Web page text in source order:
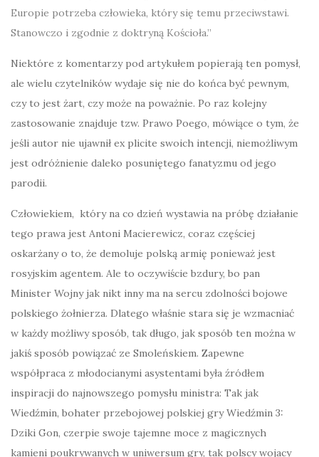
Europie potrzeba człowieka, który się temu przeciwstawi.
Stanowczo i zgodnie z doktryną Kościoła.”
Niektóre z komentarzy pod artykułem popierają ten pomysł,
ale wielu czytelników wydaje się nie do końca być pewnym,
czy to jest żart, czy może na poważnie. Po raz kolejny
zastosowanie znajduje tzw. Prawo Poego, mówiące o tym, że
jeśli autor nie ujawnił ex plicite swoich intencji, niemożliwym
jest odróżnienie daleko posuniętego fanatyzmu od jego
parodii.
Człowiekiem, który na co dzień wystawia na próbę działanie
tego prawa jest Antoni Macierewicz, coraz częściej
oskarżany o to, że demoluje polską armię ponieważ jest
rosyjskim agentem. Ale to oczywiście bzdury, bo pan
Minister Wojny jak nikt inny ma na sercu zdolności bojowe
polskiego żołnierza. Dlatego właśnie stara się je wzmacniać
w każdy możliwy sposób, tak długo, jak sposób ten można w
jakiś sposób powiązać ze Smoleńskiem. Zapewne
współpraca z młodocianymi asystentami była źródłem
inspiracji do najnowszego pomysłu ministra: Tak jak
Wiedźmin, bohater przebojowej polskiej gry Wiedźmin 3:
Dziki Gon, czerpie swoje tajemne moce z magicznych
kamieni poukrywanych w uniwersum gry, tak polscy wojacy